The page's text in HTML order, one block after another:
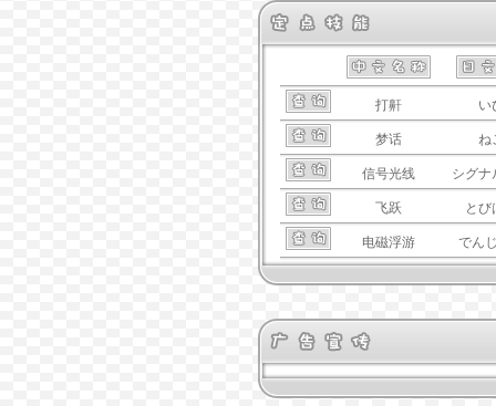
打鼾 い
梦话 ね
信号光线 シグナ
飞跃 とび
电磁浮游 でん